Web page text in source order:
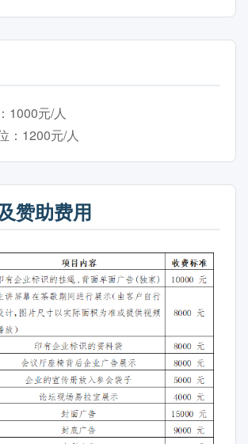
1000元/人
：1200元/人
赞助费用